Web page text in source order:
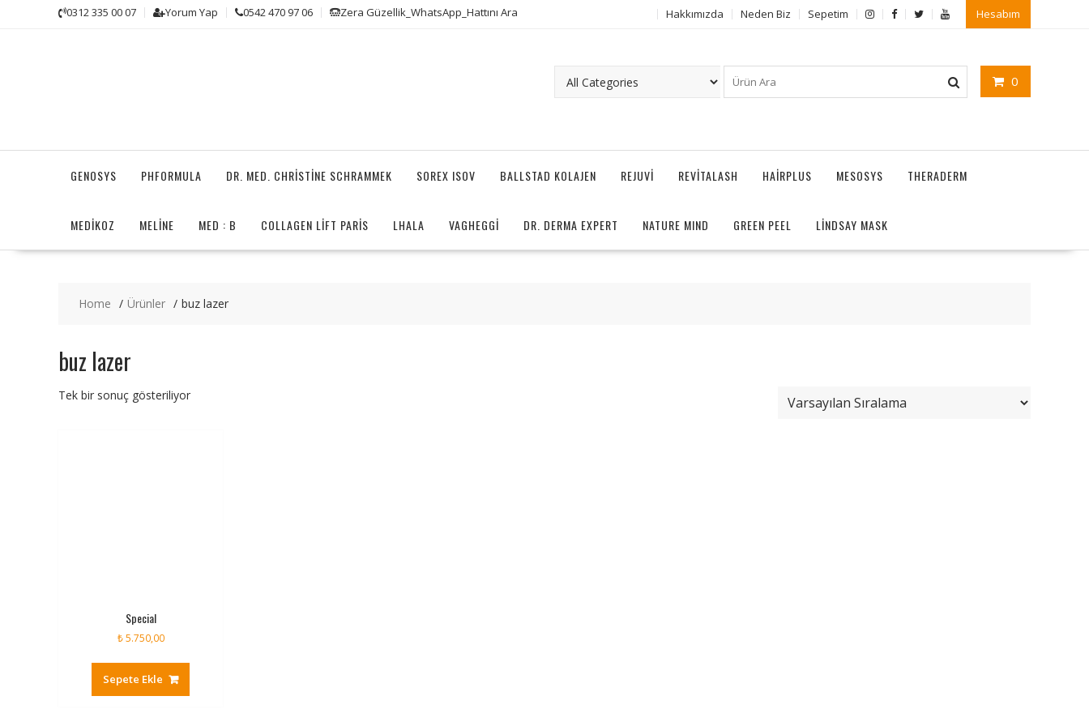
0312 335 00 07 Yorum Yap 0542 470 97 06 Zera Güzellik_WhatsApp_Hattını Ara Hakkımızda Neden Biz Sepetim Hesabım
0
GENOSYS PHFORMULA DR. MED. CHRISTINE SCHRAMMEK SOREX ISOV BALLSTAD KOLAJEN REJUVI REVITALASH HAIRPLUS MESOSYS THERADERM
MEDİKOZ MELINE MED : B COLLAGEN LIFT PARIS LHALA VAGHEGGI DR. DERMA EXPERT NATURE MIND GREEN PEEL LİNDSAY MASK
Home Ürünler buz lazer
buz lazer
Tek bir sonuç gösteriliyor
Special
₺5.750,00
Sepete Ekle